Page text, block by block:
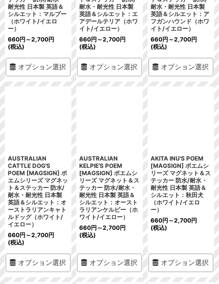
耐光性 日本製 英語＆
シルエット：マルプー
（ホワイト/イエロ
ー）
660円 ～2,700円
(税込)
オプション選択
耐水・耐光性 日本製
英語＆シルエット：エ
アデールテリア（ホワ
イト/イエロー）
660円 ～2,700円
(税込)
オプション選択
耐水・耐光性 日本製
英語＆シルエット：ア
フガンハウンド（ホワ
イト/イエロー）
660円 ～2,700円
(税込)
オプション選択
AUSTRALIAN
CATTLE DOG'S
POEM [MAGSIGN] ポ
エムシリーズ マグネッ
ト＆ステッカー 防水/
耐水・耐光性 日本製
英語＆シルエット：オ
ーストラリアンキャト
ルドッグ（ホワイト/
イエロー）
660円 ～2,700円
(税込)
オプション選択
AUSTRALIAN
KELPIE'S POEM
[MAGSIGN] ポエムシ
リーズ マグネット＆ス
テッカー 防水/耐水・
耐光性 日本製 英語＆
シルエット：オースト
ラリアンケルピー（ホ
ワイト/イエロー）
660円 ～2,700円
(税込)
オプション選択
AKITA INU'S POEM
[MAGSIGN] ポエムシ
リーズ マグネット＆ス
テッカー 防水/耐水・
耐光性 日本製 英語＆
シルエット：秋田犬
（ホワイト/イエロ
ー）
660円 ～2,700円
(税込)
オプション選択